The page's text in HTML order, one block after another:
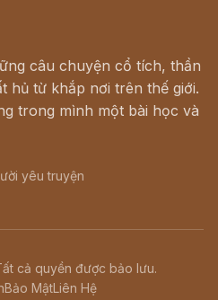
câu chuyện cổ tích, thần
hủ từ khắp nơi trên thế giới.
trong mình một bài học và
yêu truyện
cả quyền được bảo lưu.
Bảo MậtLiên Hệ